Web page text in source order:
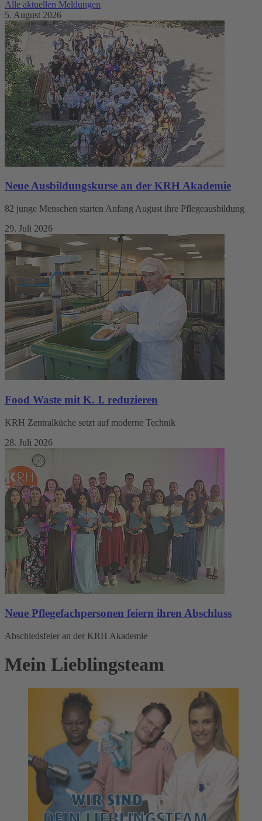
Alle aktuellen Meldungen
5. August 2026
Neue Ausbildungskurse an der KRH Akademie
82 junge Menschen starten Anfang August ihre Pflegeausbildung
29. Juli 2026
Food Waste mit K. I. reduzieren
KRH Zentralküche setzt auf moderne Technik
28. Juli 2026
Neue Pflegefachpersonen feiern ihren Abschluss
Abschiedsfeier an der KRH Akademie
Mein Lieblingsteam